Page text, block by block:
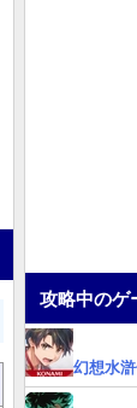
攻略中のゲ
幻想水